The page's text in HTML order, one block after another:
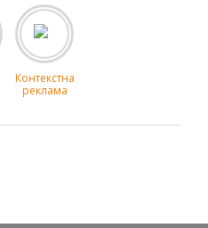
Контекстна
реклама